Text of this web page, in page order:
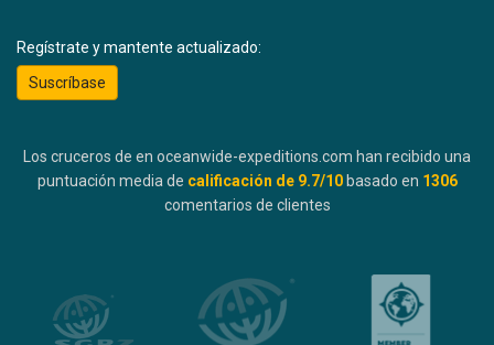
Regístrate y mantente actualizado:
Suscríbase
Los cruceros de en oceanwide-expeditions.com han recibido una
puntuación media de calificación de 9.7/10 basado en 1306
comentarios de clientes